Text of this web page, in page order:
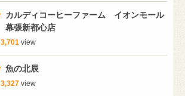
カルディコーヒーファーム イオンモール
幕張新都心店
3,701 view
魚の北辰
3,327 view